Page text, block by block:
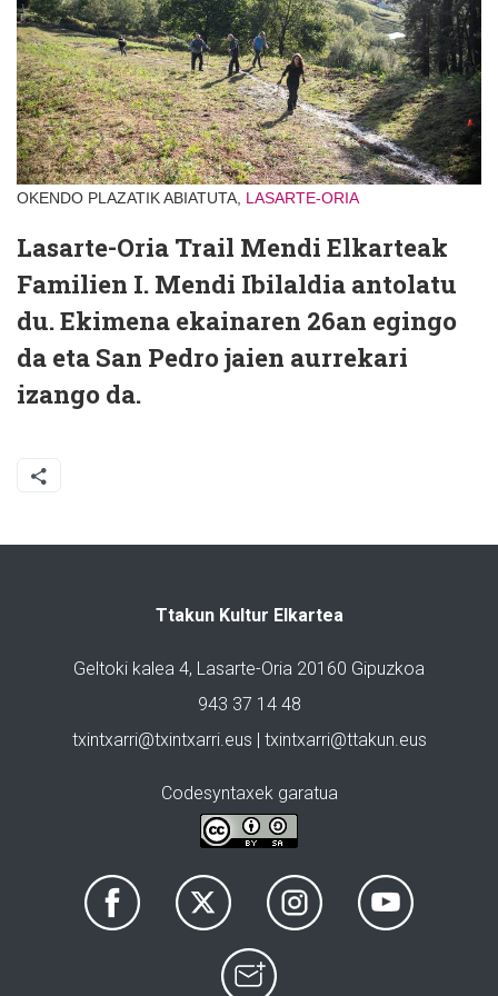
OKENDO PLAZATIK ABIATUTA, LASARTE-ORIA
Lasarte-Oria Trail Mendi Elkarteak
Familien I. Mendi Ibilaldia antolatu
du. Ekimena ekainaren 26an egingo
da eta San Pedro jaien aurrekari
izango da.
Ttakun Kultur Elkartea
Geltoki kalea 4, Lasarte-Oria 20160 Gipuzkoa
943 37 14 48
txintxarri@txintxarri.eus | txintxarri@ttakun.eus
Codesyntaxek garatua